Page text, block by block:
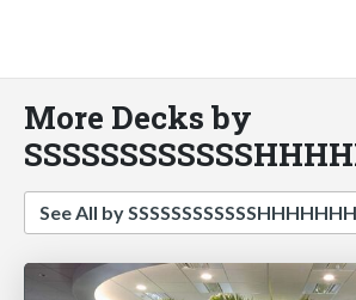
More Decks by
See All by